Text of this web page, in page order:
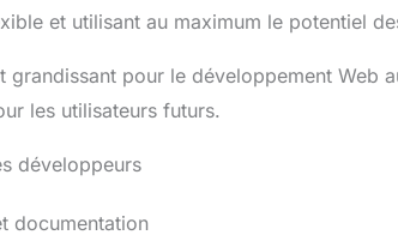
et utilisant au maximum le potentiel
grandissant pour le développement Web
les utilisateurs futurs.
développeurs
documentation